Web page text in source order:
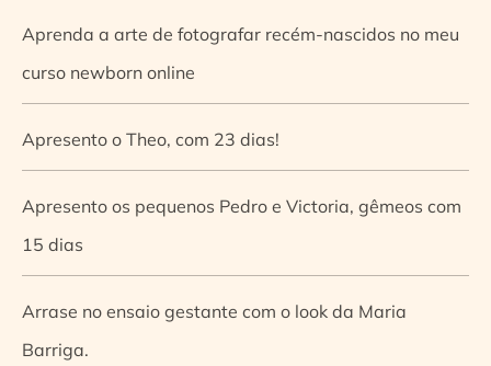
Aprenda a arte de fotografar recém-nascidos no meu
curso newborn online
Apresento o Theo, com 23 dias!
Apresento os pequenos Pedro e Victoria, gêmeos com
15 dias
Arrase no ensaio gestante com o look da Maria
Barriga.